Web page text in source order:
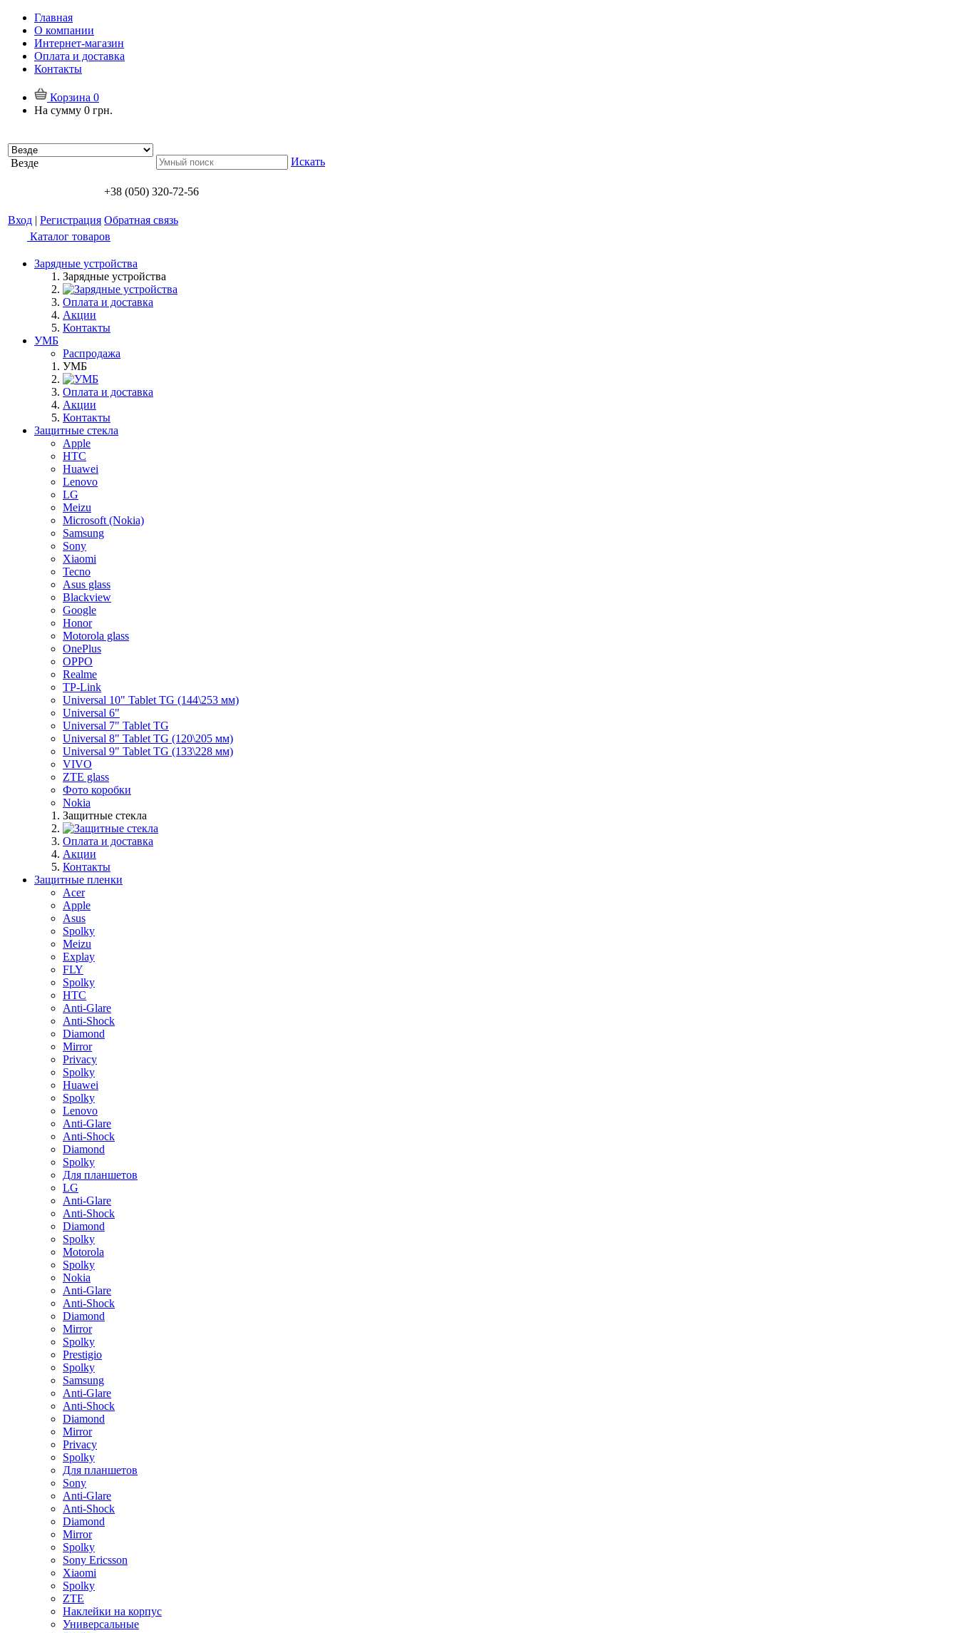
Главная
О компании
Интернет-магазин
Оплата и доставка
Контакты
Корзина 0
На сумму 0 грн.
Везде Искать
+38 (050) 320-72-56
Вход | Регистрация Обратная связь
Каталог товаров
Зарядные устройства
Зарядные устройства
Оплата и доставка
Акции
Контакты
УМБ
Распродажа
УМБ
Оплата и доставка
Акции
Контакты
Защитные стекла
Apple
HTC
Huawei
Lenovo
LG
Meizu
Microsoft (Nokia)
Samsung
Sony
Xiaomi
Tecno
Asus glass
Blackview
Google
Honor
Motorola glass
OnePlus
OPPO
Realme
TP-Link
Universal 10" Tablet TG (144\253 мм)
Universal 6"
Universal 7" Tablet TG
Universal 8" Tablet TG (120\205 мм)
Universal 9" Tablet TG (133\228 мм)
VIVO
ZTE glass
Фото коробки
Nokia
Защитные стекла
Оплата и доставка
Акции
Контакты
Защитные пленки
Acer
Apple
Asus
Spolky
Meizu
Explay
FLY
Spolky
HTC
Anti-Glare
Anti-Shock
Diamond
Mirror
Privacy
Spolky
Huawei
Spolky
Lenovo
Anti-Glare
Anti-Shock
Diamond
Spolky
Для планшетов
LG
Anti-Glare
Anti-Shock
Diamond
Spolky
Motorola
Spolky
Nokia
Anti-Glare
Anti-Shock
Diamond
Mirror
Spolky
Prestigio
Spolky
Samsung
Anti-Glare
Anti-Shock
Diamond
Mirror
Privacy
Spolky
Для планшетов
Sony
Anti-Glare
Anti-Shock
Diamond
Mirror
Spolky
Sony Ericsson
Xiaomi
Spolky
ZTE
Наклейки на корпус
Универсальные